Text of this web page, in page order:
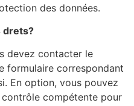
des données.
drets?
devez contacter le
formulaire correspondant
En option, vous pouvez
contrôle compétente pour